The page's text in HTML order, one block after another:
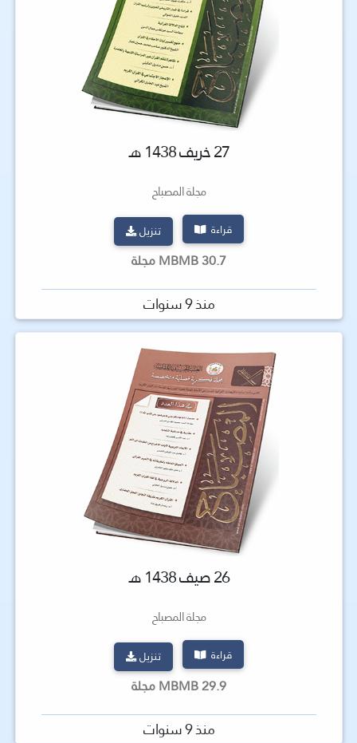
27 خريف 1438 هـ
مجلة المصباح
قراءة تنزيل
30.7 MBMB مجلة
منذ 9 سنوات
26 صيف 1438 هـ
مجلة المصباح
قراءة تنزيل
29.9 MBMB مجلة
منذ 9 سنوات